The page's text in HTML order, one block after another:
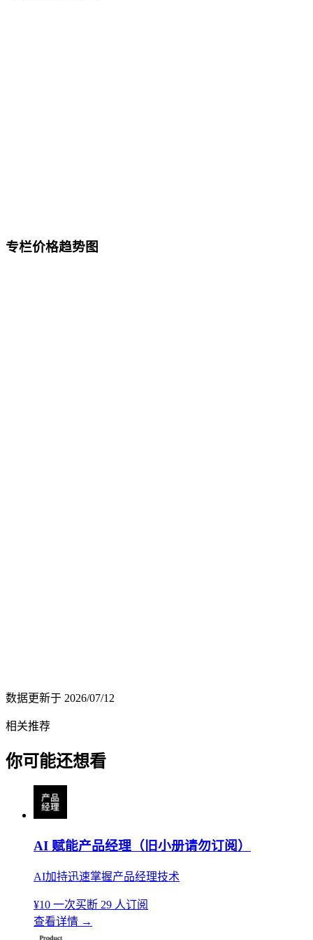
专栏价格趋势图
数据更新于 2026/07/12
相关推荐
你可能还想看
AI 赋能产品经理（旧小册请勿订阅）
AI加持迅速掌握产品经理技术
¥10 一次买断 29 人订阅
查看详情 →